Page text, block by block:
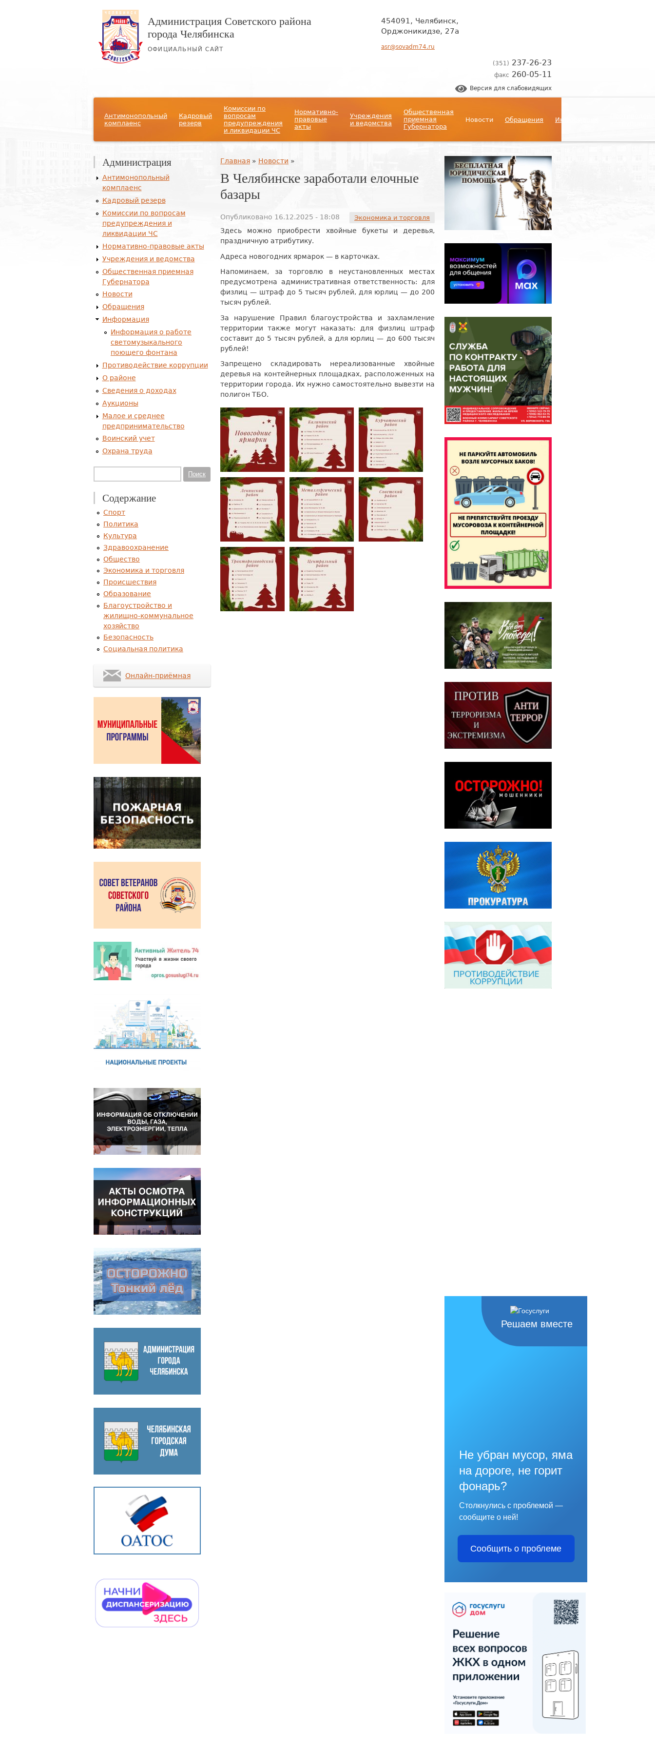
Администрация Советского района
города Челябинска
ОФИЦИАЛЬНЫЙ САЙТ
454091, Челябинск,
Орджоникидзе, 27а
asr@sovadm74.ru
(351) 237-26-23
факс 260-05-11
Версия для слабовидящих
Антимонопольный
комплаенс
Кадровый
резерв
Комиссии по
вопросам
предупреждения
и ликвидации ЧС
Нормативно-
правовые
акты
Учреждения
и ведомства
Общественная
приемная
Губернатора
Новости Обращения Информация
Вы здесь
Главная » Новости »
В Челябинске заработали елочные
базары
Опубликовано 16.12.2025 - 18:08 Экономика и торговля
Здесь можно приобрести хвойные букеты и деревья,
праздничную атрибутику.
Адреса новогодних ярмарок — в карточках.
Напоминаем, за торговлю в неустановленных местах
предусмотрена административная ответственность: для
физлиц — штраф до 5 тысяч рублей, для юрлиц — до 200
тысяч рублей.
За нарушение Правил благоустройства и захламление
территории также могут наказать: для физлиц штраф
составит до 5 тысяч рублей, а для юрлиц — до 600 тысяч
рублей!
Запрещено складировать нереализованные хвойные
деревья на контейнерных площадках, расположенных на
территории города. Их нужно самостоятельно вывезти на
полигон ТБО.
Администрация
Антимонопольный
комплаенс
Кадровый резерв
Комиссии по вопросам
предупреждения и
ликвидации ЧС
Нормативно-правовые акты
Учреждения и ведомства
Общественная приемная
Губернатора
Новости
Обращения
Информация
Информация о работе
светомузыкального
поющего фонтана
Противодействие коррупции
О районе
Сведения о доходах
Аукционы
Малое и среднее
предпринимательство
Воинский учет
Охрана труда
Поиск
Содержание
Спорт
Политика
Культура
Здравоохранение
Общество
Экономика и торговля
Происшествия
Образование
Благоустройство и
жилищно-коммунальное
хозяйство
Безопасность
Социальная политика
Онлайн-приёмная
Решаем вместе
Не убран мусор, яма
на дороге, не горит
фонарь?
Столкнулись с проблемой —
сообщите о ней!
Сообщить о проблеме